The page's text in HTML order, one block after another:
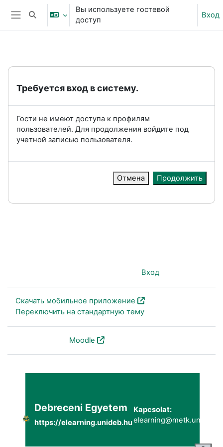
Перейти к основному содержанию
Боковая панель
Изменить данные поисковой строки
Вы используете гостевой
доступ
Вход
Требуется вход в систему.
Гости не имеют доступа к профилям
пользователей. Для продолжения войдите под
учетной записью пользователя.
Отмена Продолжить
Вход
Скачать мобильное приложение
Переключить на стандартную тему
Moodle
Debreceni Egyetem
https://elearning.unideb.hu
Kapcsolat: